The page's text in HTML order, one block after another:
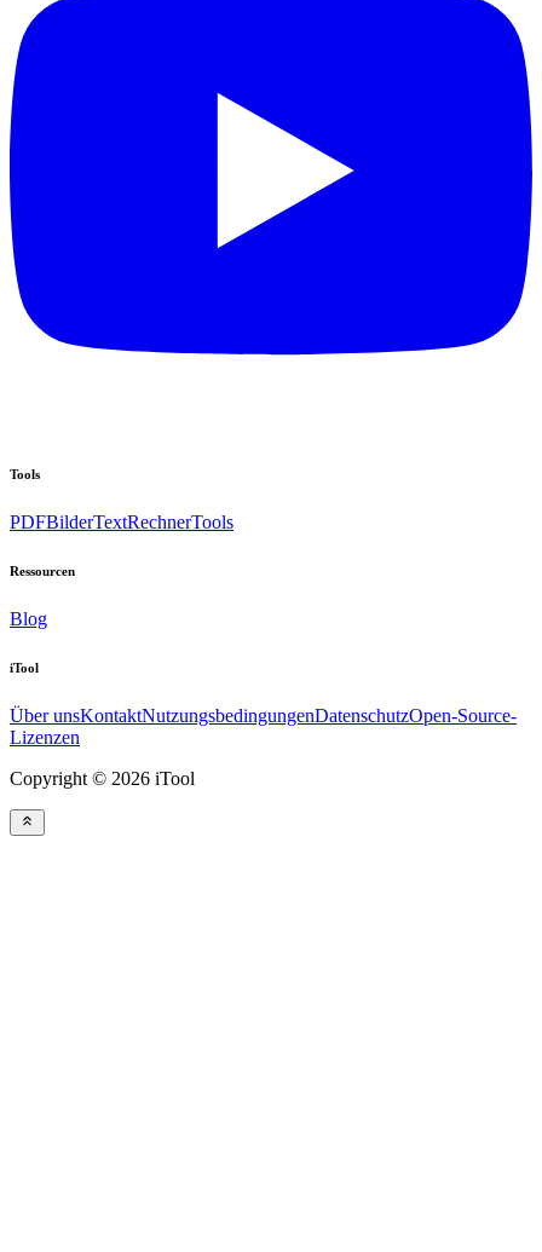
Tools
PDFBilderTextRechnerTools
Ressourcen
Blog
iTool
Über unsKontaktNutzungsbedingungenDatenschutzOpen-Source-
Lizenzen
Copyright © 2026 iTool